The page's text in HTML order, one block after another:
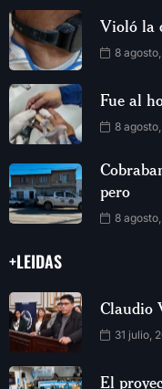
Violó la
8
Fue al
8
pero
8
+LEIDAS
Claudio
31 julio,
El